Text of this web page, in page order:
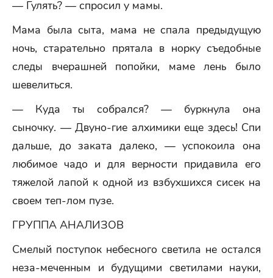
— Гулять? — спросил у мамы.
Мама была сыта, мама не спала предыдущую
ночь, старательно прятала в норку съедобные
следы вчерашней попойки, маме лень было
шевелиться.
— Куда ты собрался? — буркнула она
сыночку. — Двуно-гие алхимики еще здесь! Спи
дальше, до заката далеко, — успокоила она
любимое чадо и для верности придавила его
тяжелой лапой к одной из взбухшихся сисек на
своем теп-лом пузе.
ГРУППА АНАЛИЗОВ
Смелый поступок небесного светила не остался
неза-меченным и будущими светилами науки,